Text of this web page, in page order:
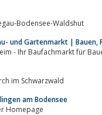
Bodensee-Waldshut
und Gartenmarkt | Bauen,
im Schwarzwald
am Bodensee
Homepage